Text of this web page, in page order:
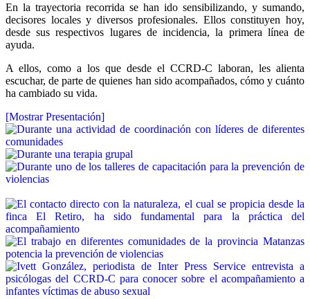
En la trayectoria recorrida se han ido sensibilizando, y sumando,
decisores locales y diversos profesionales. Ellos constituyen hoy,
desde sus respectivos lugares de incidencia, la primera línea de
ayuda.
A ellos, como a los que desde el CCRD-C laboran, les alienta
escuchar, de parte de quienes han sido acompañados, cómo y cuánto
ha cambiado su vida.
[Mostrar Presentación]